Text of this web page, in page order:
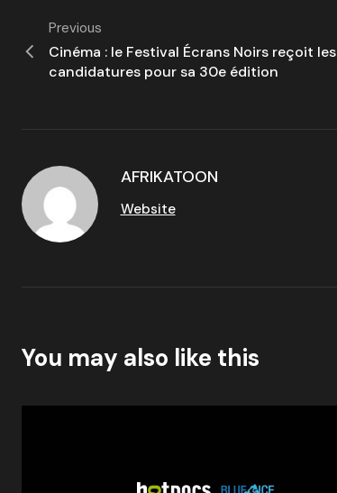
Previous
Cinéma : le Festival Écrans Noirs reçoit les
candidatures pour sa 30e édition
AFRIKATOON
Website
You may also like this